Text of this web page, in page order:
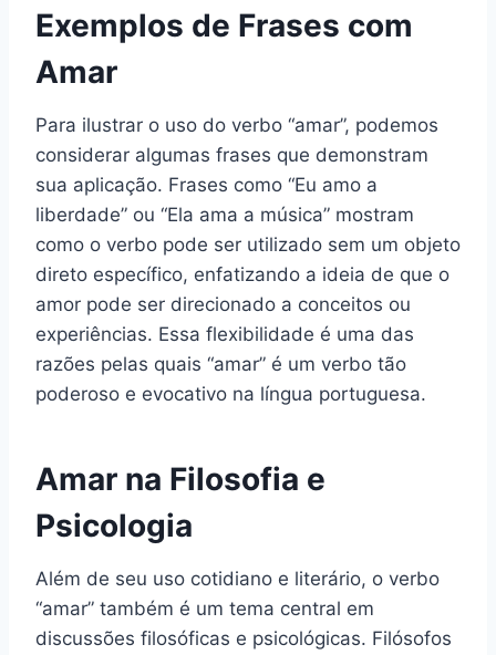
Exemplos de Frases com
Amar
Para ilustrar o uso do verbo “amar”, podemos
considerar algumas frases que demonstram
sua aplicação. Frases como “Eu amo a
liberdade” ou “Ela ama a música” mostram
como o verbo pode ser utilizado sem um objeto
direto específico, enfatizando a ideia de que o
amor pode ser direcionado a conceitos ou
experiências. Essa flexibilidade é uma das
razões pelas quais “amar” é um verbo tão
poderoso e evocativo na língua portuguesa.
Amar na Filosofia e
Psicologia
Além de seu uso cotidiano e literário, o verbo
“amar” também é um tema central em
discussões filosóficas e psicológicas. Filósofos